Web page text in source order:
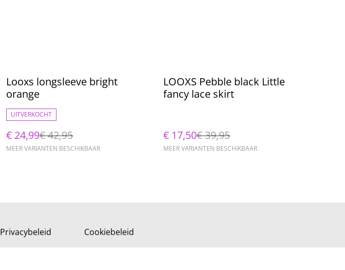
%
Looxs longsleeve bright
orange
UITVERKOCHT
€ 24,99€ 42,95
MEER VARIANTEN BESCHIKBAAR
%
LOOXS Pebble black Little
fancy lace skirt
€ 17,50€ 39,95
MEER VARIANTEN BESCHIKBAAR
Privacybeleid Cookiebeleid